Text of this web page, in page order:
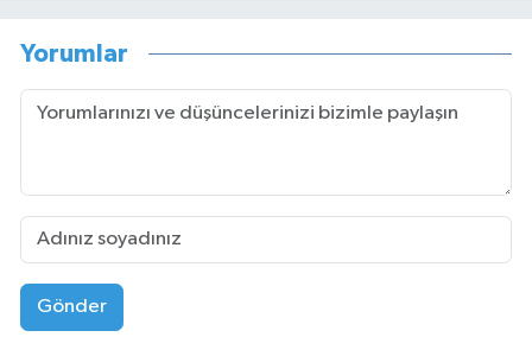
Yorumlar
Gönder